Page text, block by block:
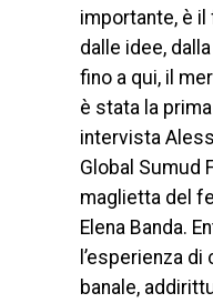
importante, è
dalle idee,
fino a qui, il
è stata la
intervista
Global Sumud
maglietta del
Elena Banda.
l’esperienza
banale,